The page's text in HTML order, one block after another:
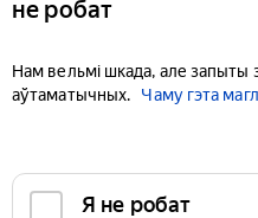
не робат
Нам вельмі шкада, але
аўтаматычных.
Чаму гэта
Я не робат